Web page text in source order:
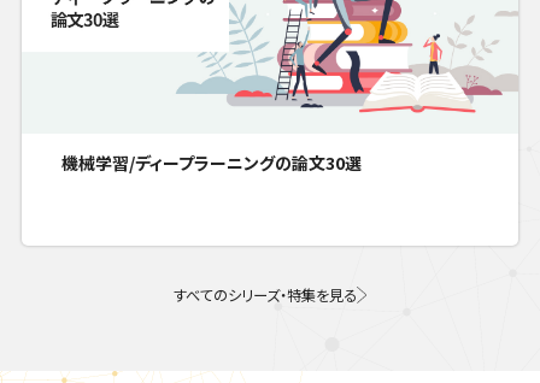
機械学習/ディープラーニングの論文30選
すべてのシリーズ・特集を見る